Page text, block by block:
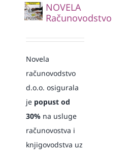
NOVELA
Računovodstvo
Novela
računovodstvo
d.o.o. osigurala
je popust od
30% na usluge
računovostva i
knjigovodstva uz